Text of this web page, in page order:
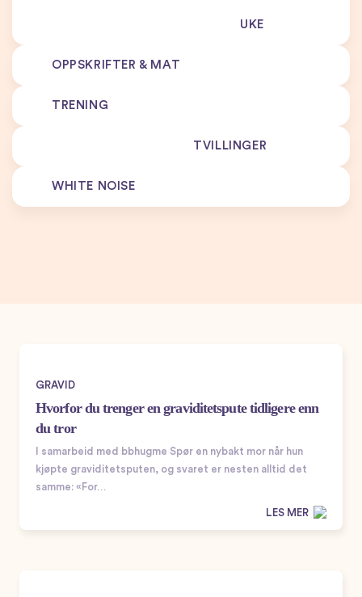
UKE
OPPSKRIFTER & MAT
TRENING
TVILLINGER
WHITE NOISE
GRAVID
Hvorfor du trenger en graviditetspute tidligere enn
du tror
I samarbeid med bbhugme Spør en nybakt mor når hun
kjøpte graviditetsputen, og svaret er nesten alltid det
samme: «For…
LES MER